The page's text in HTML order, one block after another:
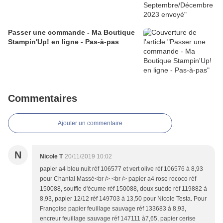
Passer une commande - Ma Boutique
Stampin'Up! en ligne - Pas-à-pas
Commentaires
Ajouter un commentaire
N Nicole T 20/11/2019 10:02
papier a4 bleu nuit réf 106577 et vert olive réf 106576 à 8,93
pour Chantal Massé<br /> <br /> papier a4 rose rococo réf
150088, souffle d'écume réf 150088, doux suéde réf 119882 à
8,93, papier 12/12 réf 149703 à 13,50 pour Nicole Testa. Pour
Françoise papier feuillage sauvage réf 133683 à 8,93,
encreur feuillage sauvage réf 147111 à7,65, papier cerise